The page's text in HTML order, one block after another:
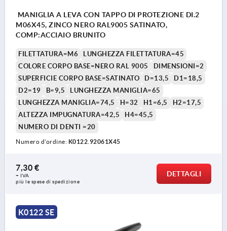
MANIGLIA A LEVA CON TAPPO DI PROTEZIONE DI.2
M06X45, ZINCO NERO RAL9005 SATINATO,
COMP:ACCIAIO BRUNITO
FILETTATURA=M6
LUNGHEZZA FILETTATURA=45
COLORE CORPO BASE=NERO RAL 9005
DIMENSIONI=2
SUPERFICIE CORPO BASE=SATINATO
D=13,5
D1=18,5
D2=19
B=9,5
LUNGHEZZA MANIGLIA=65
LUNGHEZZA MANIGLIA=74,5
H=32 H1=6,5
H2=17,5
ALTEZZA IMPUGNATURA=42,5
H4=45,5
NUMERO DI DENTI =20
Numero d’ordine: K0122.92061X45
7,30 €
+ IVA
più le spese di spedizione
DETTAGLI
K0122 SE